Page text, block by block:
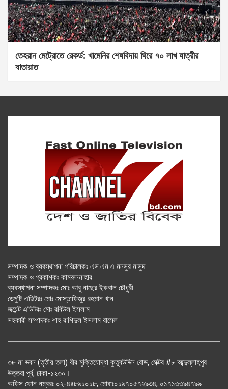
তেহরান মেট্রোতে রেকর্ড: খামেনির শেষবিদায় ঘিরে ৭০ লাখ যাত্রীর
যাতায়াত
সম্পাদক ও ব্যবস্থাপনা পরিচালকঃ এস.এম.এ মনসুর মাসুদ
সম্পাদক ও প্রকাশকঃ কামরুননাহার
ব্যবস্থাপনা সম্পাদকঃ মোঃ আবু নাছের ইকবাল চৌধুরী
ডেপুটি এডিটরঃ মোঃ মোস্তাফিজুর রহমান খান
জয়েন্ট এডিটরঃ মোঃ রবিউল ইসলাম
সহকারী সম্পাদকঃ শাহ রাশিদুল ইসলাম রাসেল
৩৮ মা ভবন (তৃতীয় তলা) বীর মুক্তিযোদ্ধা কুতুবউদ্দিন রোড, সেক্টর #৮ আব্দুল্লাহপুর
উত্তরা পূর্ব, ঢাকা-১২৩০।
অফিস ফোন নম্বরঃ ০২-৪৪৮৯১০১৮, মোবাঃ০১৯৭০৫৭২৯৩৪, ০১৭১৩৩৯৪৭৯৯